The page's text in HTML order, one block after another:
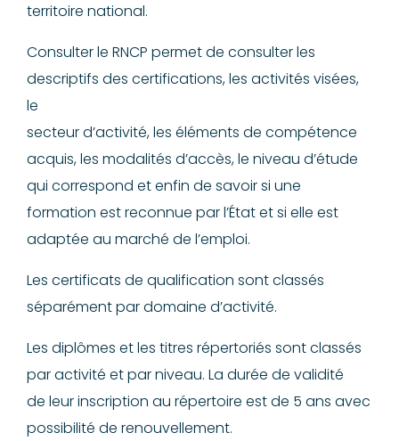
territoire national.
Consulter le RNCP permet de consulter les
descriptifs des certifications, les activités visées,
le
secteur d’activité, les éléments de compétence
acquis, les modalités d’accès, le niveau d’étude
qui correspond et enfin de savoir si une
formation est reconnue par l’État et si elle est
adaptée au marché de l’emploi.
Les certificats de qualification sont classés
séparément par domaine d’activité.
Les diplômes et les titres répertoriés sont classés
par activité et par niveau. La durée de validité
de leur inscription au répertoire est de 5 ans avec
possibilité de renouvellement.